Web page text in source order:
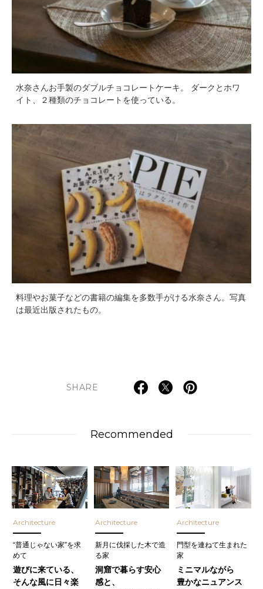
水奈さんお手製のダブルチョコレートケーキ。 ダークとホワ
イト、２種類のチョコレートを使っている。
料理やお菓子などの書籍の編集を多数手がける水奈さん。写真
は最近出版されたもの。
SHARE
Recommended
Architecture
“普通じゃない家”を求
めて
遊びに来ている、
そんな風に日々楽
Architecture
新月に伐採した木で造
る家
洞窟で暮らす安心
感と、
Architecture
門型を連ねて生まれた
家
ミニマルながら
豊かなニュアンス